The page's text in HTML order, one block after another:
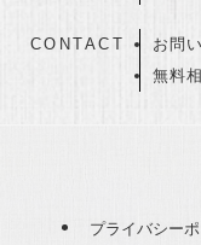
CONTACT
お問
無料
プライバシー